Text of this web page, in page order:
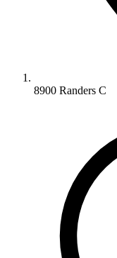
8900 Randers C